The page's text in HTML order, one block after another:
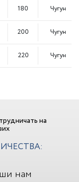
180 Чугун
200 Чугун
220 Чугун
на
нам